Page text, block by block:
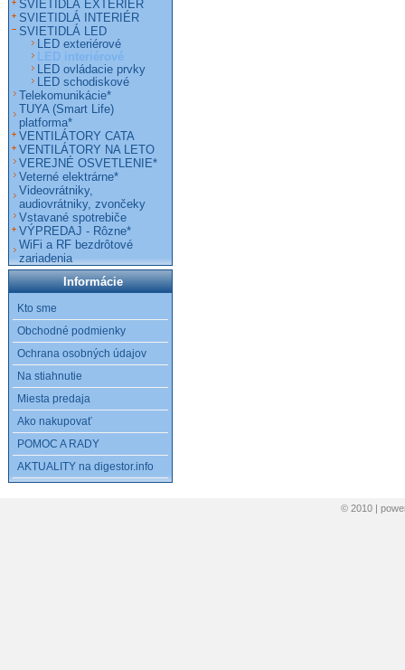
SVIETIDLÁ EXTERIÉR
SVIETIDLÁ INTERIÉR
SVIETIDLÁ LED
LED exteriérové
LED interiérové
LED ovládacie prvky
LED schodiskové
Telekomunikácie*
TUYA (Smart Life)
platforma*
VENTILÁTORY CATA
VENTILÁTORY NA LETO
VEREJNÉ OSVETLENIE*
Veterné elektrárne*
Videovrátniky,
audiovrátniky, zvončeky
Vstavané spotrebiče
VÝPREDAJ - Rôzne*
WiFi a RF bezdrôtové
zariadenia
Informácie
Kto sme
Obchodné podmienky
Ochrana osobných údajov
Na stiahnutie
Miesta predaja
Ako nakupovať
POMOC A RADY
AKTUALITY na digestor.info
© 2010 |